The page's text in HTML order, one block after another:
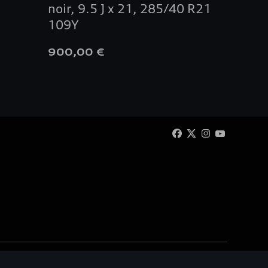
noir, 9.5 J x 21, 285/40 R21
109Y
900,00 €